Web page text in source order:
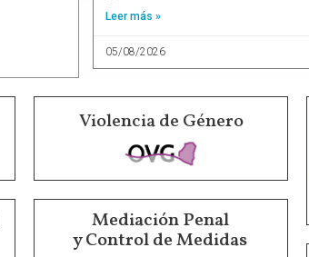
Leer más »
05/08/2026
Violencia de Género
Mediación Penal
y Control de Medidas